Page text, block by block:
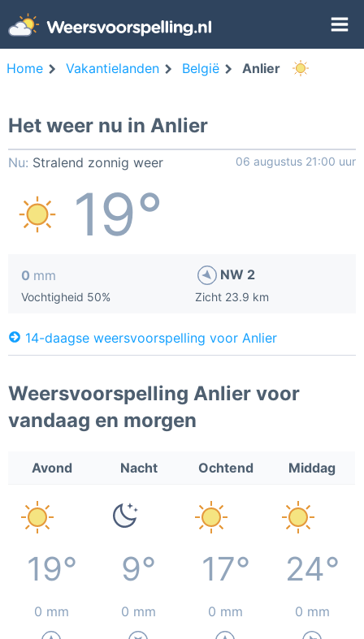
Home Vakantielanden België Anlier
Het weer nu in Anlier
Nu: Stralend zonnig weer 06 augustus 21:00 uur
19°
0 mm
Vochtigheid 50%
NW 2
Zicht 23.9 km
14-daagse weersvoorspelling voor Anlier
Weersvoorspelling Anlier voor
vandaag en morgen
Avond Nacht Ochtend Middag
19° 9° 17° 24°
0 mm 0 mm 0 mm 0 mm